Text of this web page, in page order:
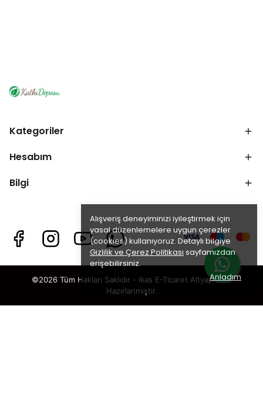
Alışveriş deneyiminizi iyileştirmek için
yasal düzenlemelere uygun çerezler
(cookies) kullanıyoruz. Detaylı bilgiye
Gizlilik ve Çerez Politikası sayfamızdan
erişebilirsiniz.
Anladım
Kategoriler
Hesabım
Bilgi
©2026 Tüm Hakları Saklıdır - ikas E-Ticaret Altyapısı ile
Hazırlanmıştır.